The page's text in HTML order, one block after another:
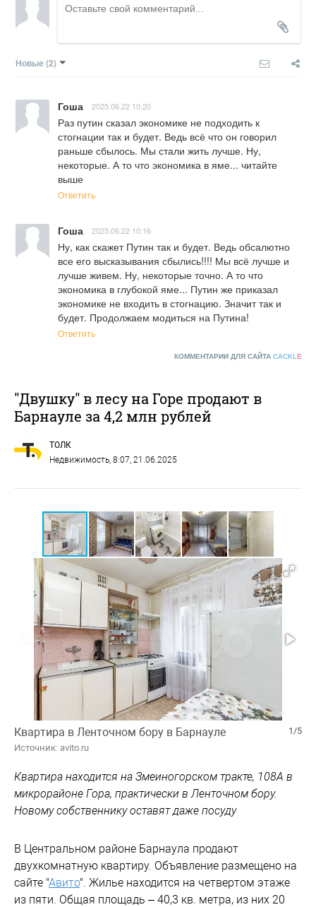
Новые (2)
Гоша 2025.06.22 10:20
Раз путин сказал экономике не подходить к
стогнации так и будет. Ведь всё что он говорил
раньше сбылось. Мы стали жить лучше. Ну,
некоторые. А то что экономика в яме... читайте
выше
Ответить
Гоша 2025.06.22 10:16
Ну, как скажет Путин так и будет. Ведь обсалютно
все его высказывания сбылись!!!! Мы всё лучше и
лучше живем. Ну, некоторые точно. А то что
экономика в глубокой яме... Путин же приказал
экономике не входить в стогнацию. Значит так и
будет. Продолжаем модиться на Путина!
Ответить
КОММЕНТАРИИ ДЛЯ САЙТА CACKL E
"Двушку" в лесу на Горе продают в
Барнауле за 4,2 млн рублей
ТОЛК
Недвижимость , 8:07, 21.06.2025
1/5
Квартира в Ленточном бору в Барнауле
Источник: avito.ru
Квартира находится на Змеиногорском тракте, 108А в
микрорайоне Гора, практически в Ленточном бору.
Новому собственнику оставят даже посуду
В Центральном районе Барнаула продают
двухкомнатную квартиру. Объявление размещено на
сайте "Авито". Жилье находится на четвертом этаже
из пяти. Общая площадь – 40,3 кв. метра, из них 20